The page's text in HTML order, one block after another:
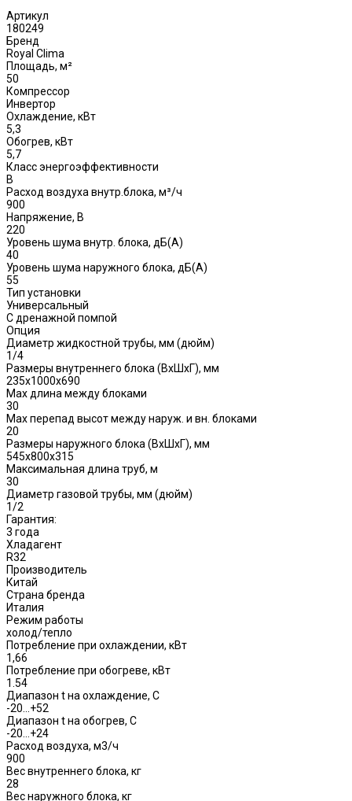
Артикул
180249
Бренд
Royal Clima
Площадь, м²
50
Компрессор
Инвертор
Охлаждение, кВт
5,3
Обогрев, кВт
5,7
Класс энергоэффективности
B
Расход воздуха внутр.блока, м³/ч
900
Напряжение, В
220
Уровень шума внутр. блока, дБ(А)
40
Уровень шума наружного блока, дБ(A)
55
Тип установки
Универсальный
С дренажной помпой
Опция
Диаметр жидкостной трубы, мм (дюйм)
1/4
Размеры внутреннего блока (ВхШхГ), мм
235х1000х690
Max длина между блоками
30
Max перепад высот между наруж. и вн. блоками
20
Размеры наружного блока (ВхШхГ), мм
545х800х315
Максимальная длина труб, м
30
Диаметр газовой трубы, мм (дюйм)
1/2
Гарантия:
3 года
Хладагент
R32
Производитель
Китай
Страна бренда
Италия
Режим работы
холод/тепло
Потребление при охлаждении, кВт
1,66
Потребление при обогреве, кВт
1.54
Диапазон t на охлаждение, С
-20...+52
Диапазон t на обогрев, С
-20…+24
Расход воздуха, м3/ч
900
Вес внутреннего блока, кг
28
Вес наружного блока, кг